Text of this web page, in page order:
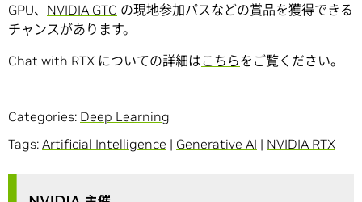
GPU、 NVIDIA GTC の現地参加パスなどの賞品を獲得できる
チャンスがあります。
Chat with RTX についての詳細はこちらをご覧ください。
Categories: Deep Learning
Tags: Artificial Intelligence | Generative AI | NVIDIA RTX